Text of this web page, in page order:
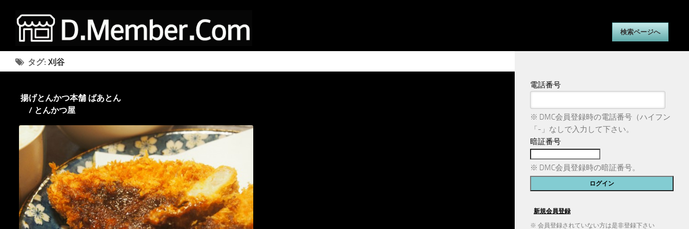
検索ページへ
タグ: 刈谷
揚げとんかつ本舗 ばあとん
/ とんかつ屋
電話番号
※ DMC会員登録時の電話番号（ハイフン
「-」なしで入力して下さい。
暗証番号
※ DMC会員登録時の暗証番号。
※ 会員登録されていない方は是非登録下さい